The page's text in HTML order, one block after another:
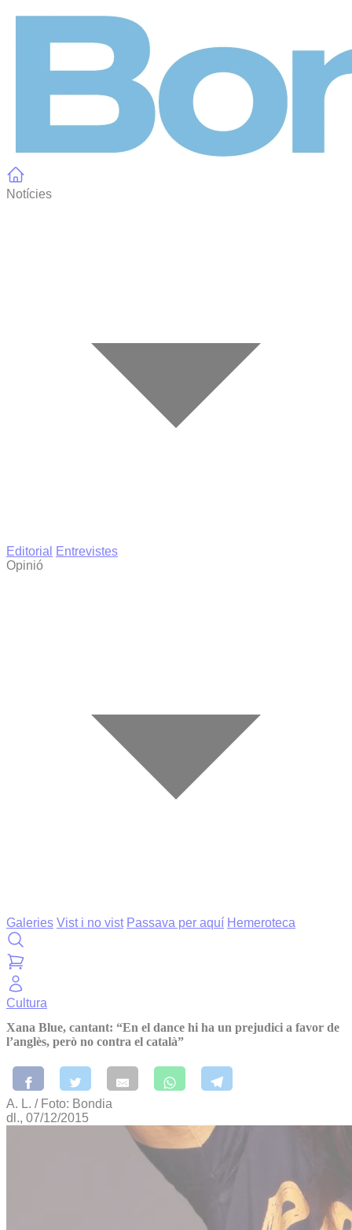
Notícies
Editorial
Entrevistes
Opinió
Galeries Vist i no vist Passava per aquí Hemeroteca
Cultura
Xana Blue, cantant: “En el dance hi ha un prejudici a favor de
l’anglès, però no contra el català”
A. L. / Foto: Bondia
dl., 07/12/2015